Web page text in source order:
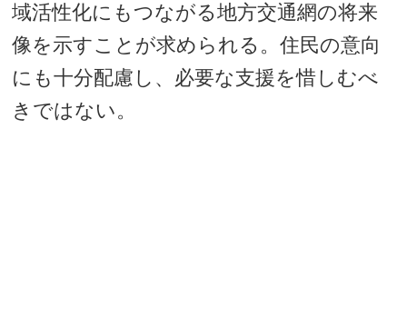
域活性化にもつながる地方交通網の将来
像を示すことが求められる。住民の意向
にも十分配慮し、必要な支援を惜しむべ
きではない。